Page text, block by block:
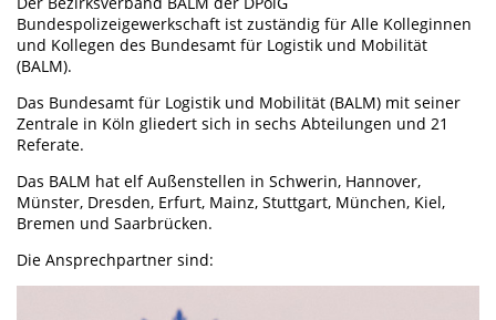
Bundespolizeigewerkschaft ist zuständig für Alle Kolleginnen
und Kollegen des Bundesamt für Logistik und Mobilität
(BALM).
Das Bundesamt für Logistik und Mobilität (BALM) mit seiner
Zentrale in Köln gliedert sich in sechs Abteilungen und 21
Referate.
Das BALM hat elf Außenstellen in Schwerin, Hannover,
Münster, Dresden, Erfurt, Mainz, Stuttgart, München, Kiel,
Bremen und Saarbrücken.
Die Ansprechpartner sind: